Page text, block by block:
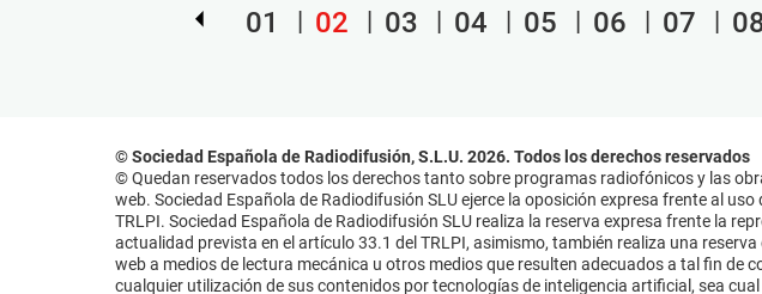
01 02 03 04 05 06 07
© Sociedad Española de Radiodifusión, S.L.U. 2026. Todos los derechos reservados
© Quedan reservados todos los derechos tanto sobre programas radiofónicos y las
web. Sociedad Española de Radiodifusión SLU ejerce la oposición expresa frente al
TRLPI. Sociedad Española de Radiodifusión SLU realiza la reserva expresa frente la
actualidad prevista en el artículo 33.1 del TRLPI, asimismo, también realiza una
web a medios de lectura mecánica u otros medios que resulten adecuados a tal fin de
cualquier utilización de sus contenidos por tecnologías de inteligencia artificial, sea